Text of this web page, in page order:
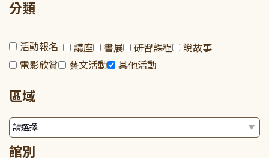
分類
活動報名 講座 書展 研習課程
說故事
電影欣賞
藝文活動 其他活動
區域
館別